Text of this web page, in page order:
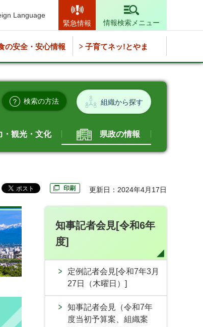
Language
緊急情報
情報検索メニュー
の安全・安心情報 子育てネッ!とやま
検索の方法 組織から探す
・観光・文化 県政の情報
印刷 更新日：2024年4月17日
知事記者会見[令和6年
度]
定例記者会見[令和7年3月
27日（木曜日）]
知事記者会見（令和7年
度当初予算案、組織案